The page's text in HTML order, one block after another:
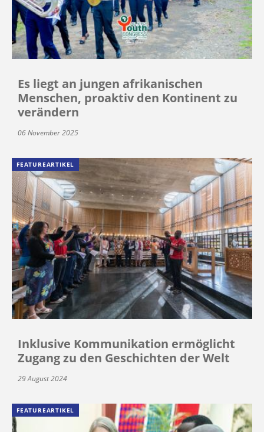
Es liegt an jungen afrikanischen
Menschen, proaktiv den Kontinent zu
verändern
06 November 2025
FEATUREARTIKEL
Inklusive Kommunikation ermöglicht
Zugang zu den Geschichten der Welt
29 August 2024
FEATUREARTIKEL